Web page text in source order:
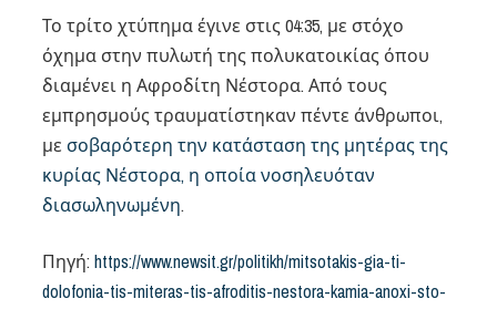
Το τρίτο χτύπημα έγινε στις 04:35, με στόχο
όχημα στην πυλωτή της πολυκατοικίας όπου
διαμένει η Αφροδίτη Νέστορα. Από τους
εμπρησμούς τραυματίστηκαν πέντε άνθρωποι,
με σοβαρότερη την κατάσταση της μητέρας της
κυρίας Νέστορα, η οποία νοσηλευόταν
διασωληνωμένη.
Πηγή: https://www.newsit.gr/politikh/mitsotakis-gia-ti-
dolofonia-tis-miteras-tis-afroditis-nestora-kamia-anoxi-sto-